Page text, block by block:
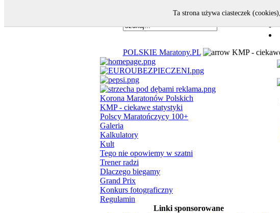
POLSKIE Maratony.PL
KMP -
Korona Maratonów Polskich
KMP - ciekawe statystyki
Polscy Maratończycy 100+
Galeria
Kalkulatory
Kult
Tego nie opowiemy w szatni
Trener radzi
Dlaczego biegamy
Grand Prix
Konkurs fotograficzny
Regulamin
Linki sponsorowane
Ta strona używa ciasteczek